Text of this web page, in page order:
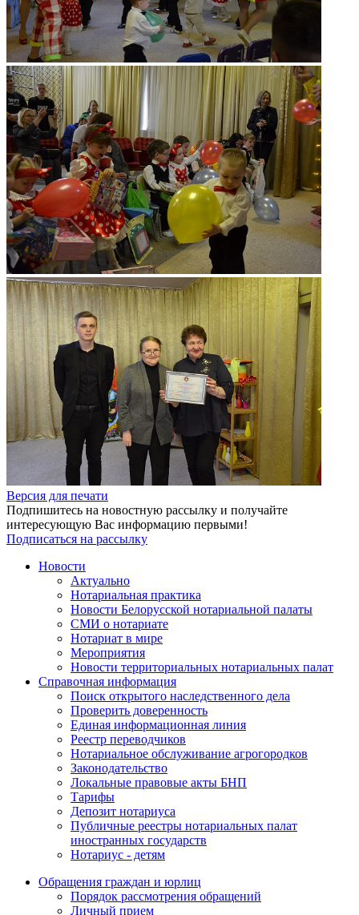
Версия для печати
Подпишитесь на новостную рассылку и получайте
интересующую Вас информацию первыми!
Подписаться на рассылку
Новости
Актуально
Нотариальная практика
Новости Белорусской нотариальной палаты
СМИ о нотариате
Нотариат в мире
Мероприятия
Новости территориальных нотариальных палат
Справочная информация
Поиск открытого наследственного дела
Проверить доверенность
Единая информационная линия
Реестр переводчиков
Нотариальное обслуживание агрогородков
Законодательство
Локальные правовые акты БНП
Тарифы
Депозит нотариуса
Публичные реестры нотариальных палат
иностранных государств
Нотариус - детям
Обращения граждан и юрлиц
Порядок рассмотрения обращений
Личный прием